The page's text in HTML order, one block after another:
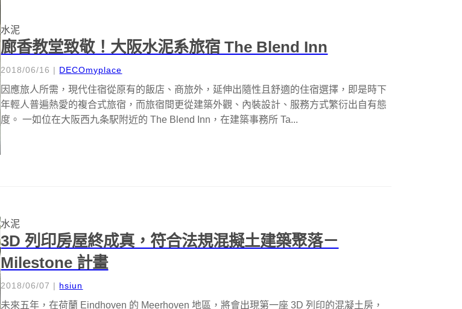
水泥
廊香教堂致敬！大阪水泥系旅宿 The Blend Inn
2018/06/16 | DECOmyplace
因應旅人所需，現代住宿從原有的飯店、商旅外，延伸出隨性且舒適的住宿選擇，即是時下
年輕人普遍熱愛的複合式旅宿，而旅宿間更從建築外觀、內裝設計、服務方式繁衍出自有態
度。 一如位在大阪西九条駅附近的 The Blend Inn，在建築事務所 Ta...
水泥
3D 列印房屋終成真，符合法規混擬土建築聚落－
Milestone 計畫
2018/06/07 | hsiun
未來五年，在荷蘭 Eindhoven 的 Meerhoven 地區，將會出現第一座 3D 列印的混凝土房，